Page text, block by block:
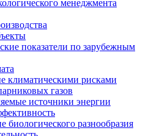
менеджмента
показатели по зарубежным
климатическими рисками
газов
источники энергии
биологического разнообразия